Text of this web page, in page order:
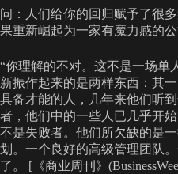
问：人们给你的回归赋予了很
果重新崛起为一家有魔力感的公
“你理解的不对。这不是一场单
新振作起来的是两样东西：其
具备才能的人，几年来他们听
者，他们中的一些人已几乎开
不是失败者。他们所欠缺的是
划。一个良好的高级管理团队
了。 [《商业周刊》